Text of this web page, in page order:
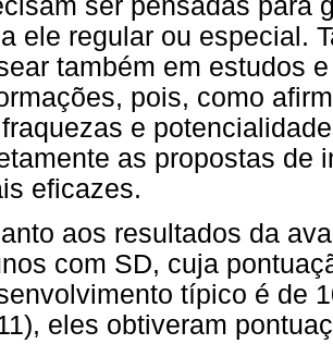
ele regular ou especial.
também em estudos
pois, como
e
as propostas de
eficazes.
aos resultados da
com SD, cuja
típico é de
eles obtiveram